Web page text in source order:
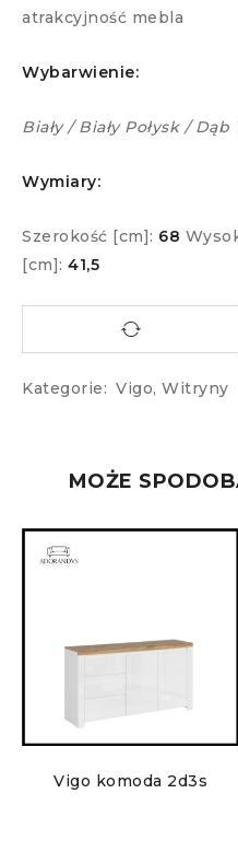
atrakcyjność mebla
Wybarwienie:
Biały / Biały Połysk /
Wymiary:
Szerokość [cm]: 68
[cm]: 41,5
Kategorie: Vigo, Witryny
MOŻE
Vigo komoda 2d3s